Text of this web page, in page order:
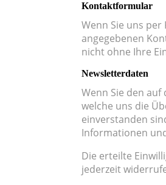
Kontaktformular
Wenn Sie uns
angegebenen
nicht ohne Ihre
Newsletterdaten
Wenn Sie den
welche uns die
einverstanden
Informationen
Die erteilte
jederzeit